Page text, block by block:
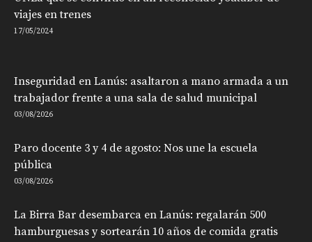
viajes en trenes
17/05/2024
Inseguridad en Lanús: asaltaron a mano armada a un
trabajador frente a una sala de salud municipal
03/08/2026
Paro docente 3 y 4 de agosto: Nos une la escuela
pública
03/08/2026
La Birra Bar desembarca en Lanús: regalarán 500
hamburguesas y sortearán 10 años de comida gratis